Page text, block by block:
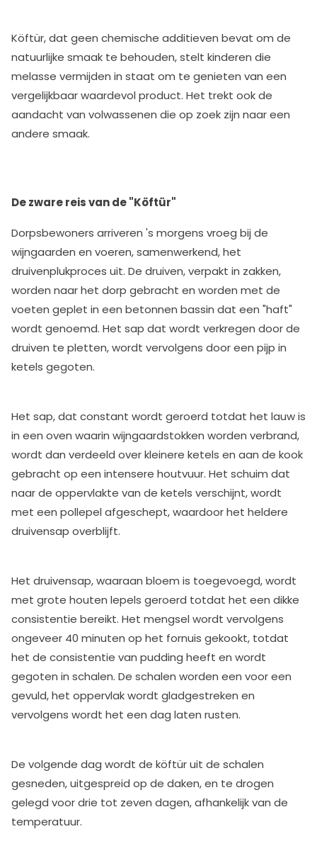
Köftür, dat geen chemische additieven bevat om de
natuurlijke smaak te behouden, stelt kinderen die
melasse vermijden in staat om te genieten van een
vergelijkbaar waardevol product. Het trekt ook de
aandacht van volwassenen die op zoek zijn naar een
andere smaak.
De zware reis van de "Köftür"
Dorpsbewoners arriveren 's morgens vroeg bij de
wijngaarden en voeren, samenwerkend, het
druivenplukproces uit. De druiven, verpakt in zakken,
worden naar het dorp gebracht en worden met de
voeten geplet in een betonnen bassin dat een "haft"
wordt genoemd. Het sap dat wordt verkregen door de
druiven te pletten, wordt vervolgens door een pijp in
ketels gegoten.
Het sap, dat constant wordt geroerd totdat het lauw is
in een oven waarin wijngaardstokken worden verbrand,
wordt dan verdeeld over kleinere ketels en aan de kook
gebracht op een intensere houtvuur. Het schuim dat
naar de oppervlakte van de ketels verschijnt, wordt
met een pollepel afgeschept, waardoor het heldere
druivensap overblijft.
Het druivensap, waaraan bloem is toegevoegd, wordt
met grote houten lepels geroerd totdat het een dikke
consistentie bereikt. Het mengsel wordt vervolgens
ongeveer 40 minuten op het fornuis gekookt, totdat
het de consistentie van pudding heeft en wordt
gegoten in schalen. De schalen worden een voor een
gevuld, het oppervlak wordt gladgestreken en
vervolgens wordt het een dag laten rusten.
De volgende dag wordt de köftür uit de schalen
gesneden, uitgespreid op de daken, en te drogen
gelegd voor drie tot zeven dagen, afhankelijk van de
temperatuur.